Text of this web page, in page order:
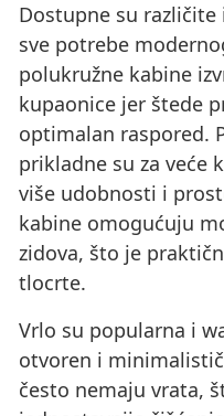
Dostupne su različite
sve potrebe
polukružne kabine
kupaonice jer štede
optimalan raspored.
prikladne su za veće
više udobnosti i
kabine omogućuju
zidova, što je
tlocrte.
Vrlo su popularna i
otvoren i
često nemaju vrata,